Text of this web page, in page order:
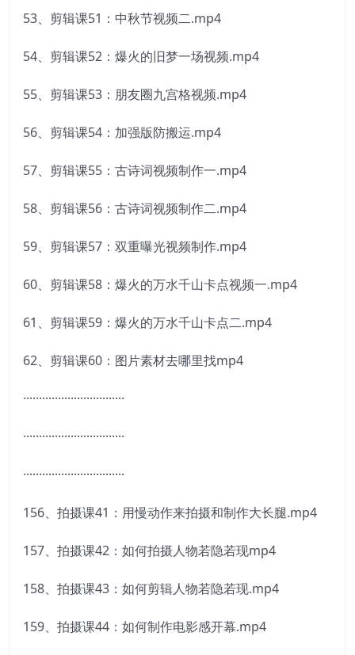
53、剪辑课51：中秋节视频二.mp4
54、剪辑课52：爆火的旧梦一场视频.mp4
55、剪辑课53：朋友圈九宫格视频.mp4
56、剪辑课54：加强版防搬运.mp4
57、剪辑课55：古诗词视频制作一.mp4
58、剪辑课56：古诗词视频制作二.mp4
59、剪辑课57：双重曝光视频制作.mp4
60、剪辑课58：爆火的万水千山卡点视频一.mp4
61、剪辑课59：爆火的万水千山卡点二.mp4
62、剪辑课60：图片素材去哪里找mp4
································
································
································
156、拍摄课41：用慢动作来拍摄和制作大长腿.mp4
157、拍摄课42：如何拍摄人物若隐若现mp4
158、拍摄课43：如何剪辑人物若隐若现.mp4
159、拍摄课44：如何制作电影感开幕.mp4